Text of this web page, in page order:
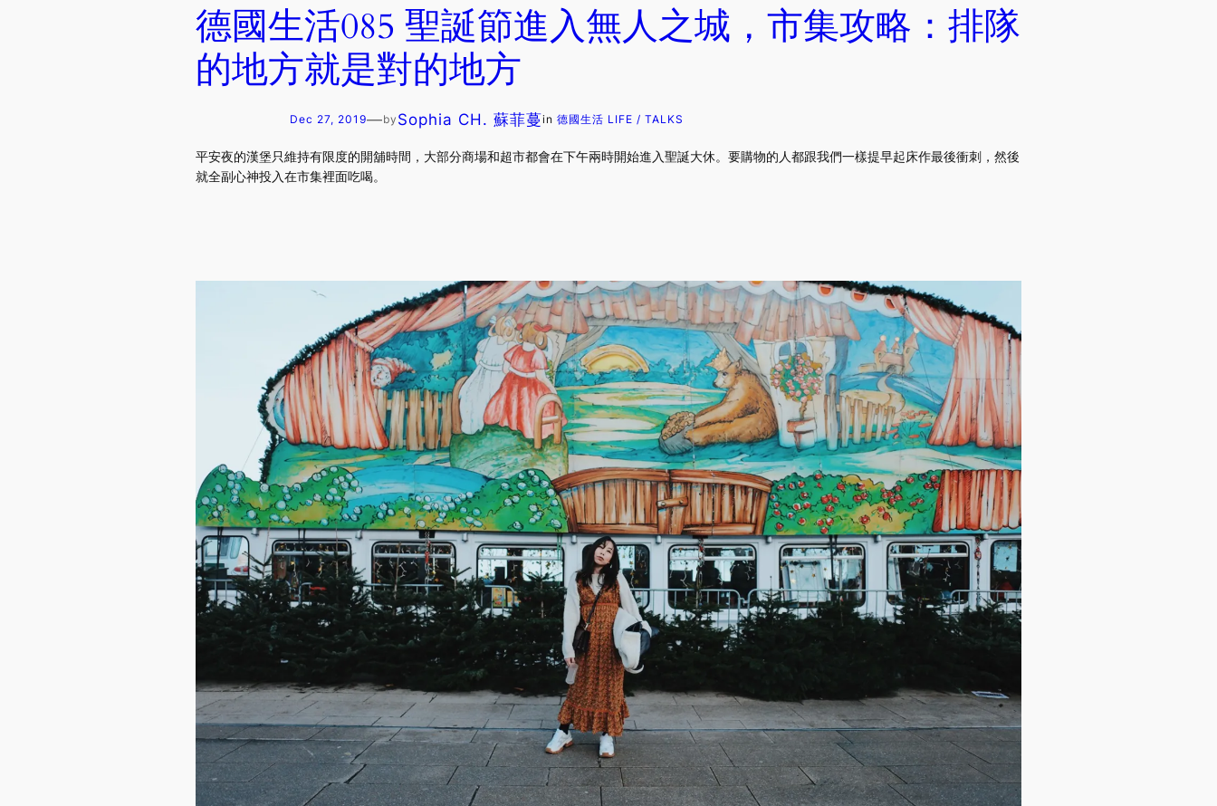
德國生活085 聖誕節進入無人之城，市集攻略：排隊
的地方就是對的地方
Dec 27, 2019—by Sophia CH. 蘇菲蔓in 德國生活 LIFE / TALKS
平安夜的漢堡只維持有限度的開舖時間，大部分商場和超市都會在下午兩時開始進入聖誕大休。要購物的人都跟我們一樣提早起床作最後衝刺，然後
就全副心神投入在市集裡面吃喝。